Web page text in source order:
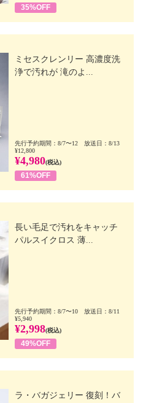
35%OFF
ミセスクレンリー 高濃度洗
浄で汚れが 滝のよ...
先行予約期間：8/7〜12 放送日：8/13
¥12,800
¥4,980(税込)
61%OFF
長い毛足で汚れをキャッチ
パルスイクロス 薄...
先行予約期間：8/7〜10 放送日：8/11
¥5,940
¥2,998(税込)
49%OFF
ラ・バガジェリー 復刻！バ